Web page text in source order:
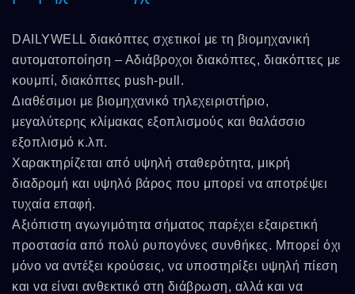
DAILYWELL διακόπτες σχετικοί με τη βιομηχανική
αυτοματοποίηση – Αδιάβροχοι διακόπτες, διακόπτες με
κουμπί, διακόπτες push-pull.
Διαθέσιμοι με βιομηχανικό τηλεχειριστήριο,
μεγαλύτερης κλίμακας εξοπλισμούς και θαλάσσιο
εξοπλισμό κ.λπ.
Χαρακτηρίζεται από υψηλή σταθερότητα, μικρή
διαδρομή και υψηλό βάρος που μπορεί να αποτρέψει
τυχαία επαφή.
Αξιόπιστη αγωγιμότητα σήματος παρέχει εξαιρετική
προστασία από πολύ ρυπογόνες συνθήκες. Μπορεί όχι
μόνο να αντέξει κρούσεις, να υποστηρίξει υψηλή πίεση
και να είναι ανθεκτικό στη διάβρωση, αλλά και να